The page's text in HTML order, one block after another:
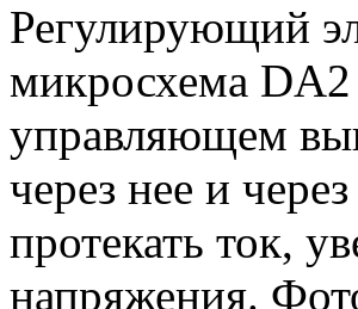
Регулирующий
микросхема
управляющем
через нее и
протекать ток,
напряжения.